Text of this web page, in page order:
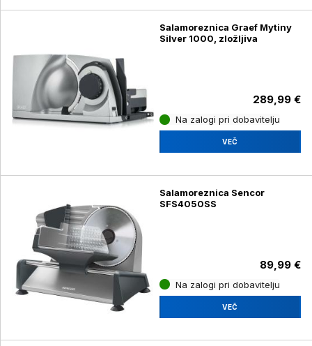
Salamoreznica Graef Mytiny
Silver 1000, zložljiva
289,99 €
Na zalogi pri dobavitelju
VEČ
Salamoreznica Sencor
SFS4050SS
89,99 €
Na zalogi pri dobavitelju
VEČ